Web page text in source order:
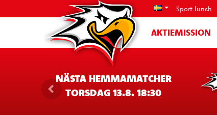
Sport lunch
AKTIEMISSION
NÄSTA HEMMAMATCHER
TORSDAG 13.8. 18:30